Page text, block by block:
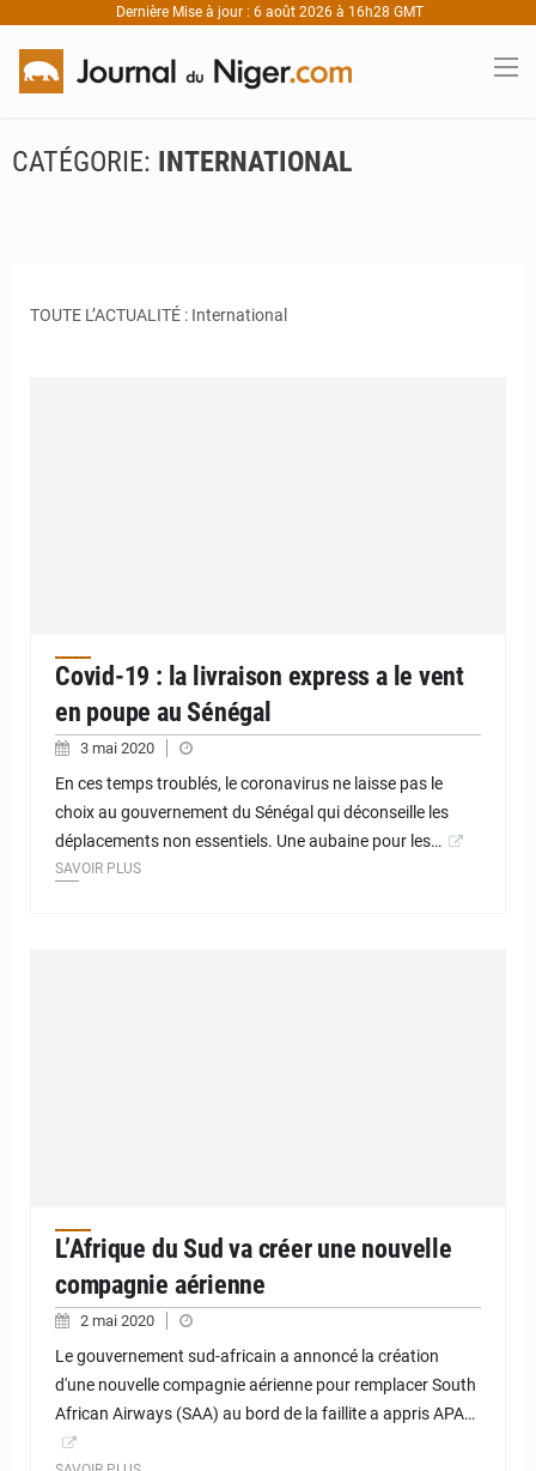
Dernière Mise à jour : 6 août 2026 à 16h28 GMT
CATÉGORIE: INTERNATIONAL
TOUTE L’ACTUALITÉ : International
Covid-19 : la livraison express a le vent
en poupe au Sénégal
3 mai 2020
En ces temps troublés, le coronavirus ne laisse pas le
choix au gouvernement du Sénégal qui déconseille les
déplacements non essentiels. Une aubaine pour les…
SAVOIR PLUS
L’Afrique du Sud va créer une nouvelle
compagnie aérienne
2 mai 2020
Le gouvernement sud-africain a annoncé la création
d'une nouvelle compagnie aérienne pour remplacer South
African Airways (SAA) au bord de la faillite a appris APA…